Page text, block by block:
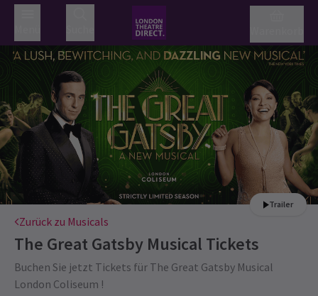
Trailer
Zurück zu Musicals
The Great Gatsby Musical Tickets
Buchen Sie jetzt Tickets für The Great Gatsby Musical
London Coliseum !